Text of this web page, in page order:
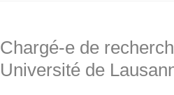
Chargé-e de
Université de